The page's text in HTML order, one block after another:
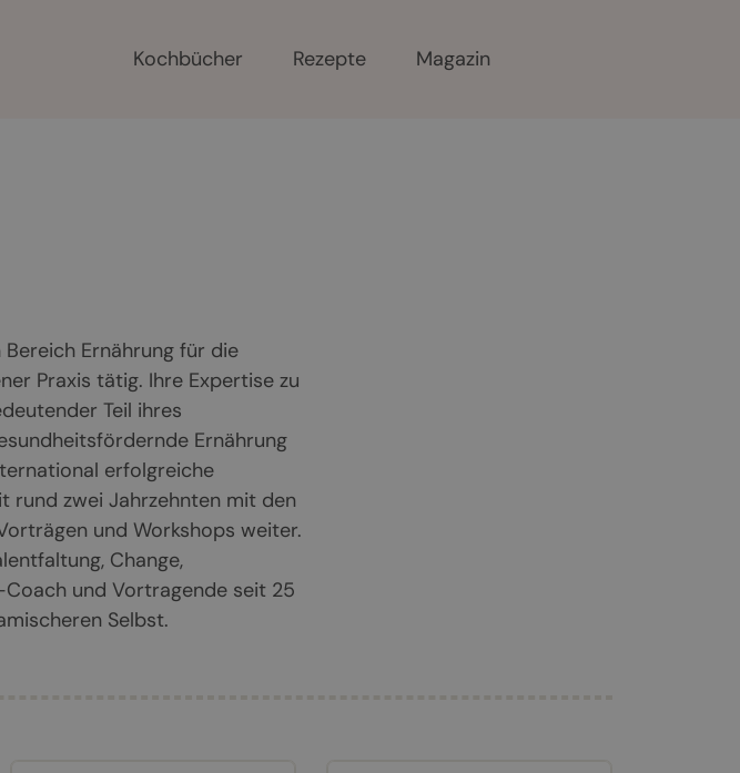
Kochbücher Rezepte Magazin
Ernährung für die
Praxis tätig. Ihre Expertise zu
Teil ihres
Ernährung
erfolgreiche
rund zwei Jahrzehnten mit den
und Workshops weiter.
Change,
und Vortragende seit 25
Selbst.